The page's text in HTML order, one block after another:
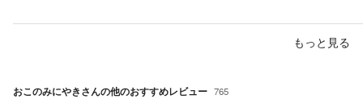
もっと見る
おこのみにやきさんの他のおすすめレビュー 765